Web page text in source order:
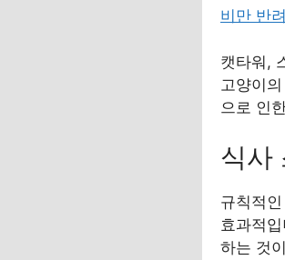
비만 반
캣타워,
고양이
으로 인
식사
규칙적
효과적
하는 것